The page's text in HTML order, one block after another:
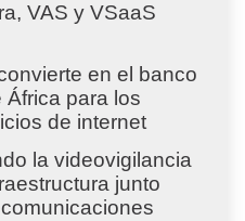
VAS y VSaaS
en el banco
para los
de internet
la videovigilancia
junto